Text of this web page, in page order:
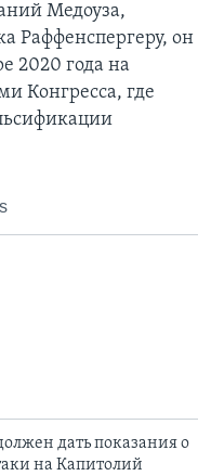
Медоуза,
Раффенспергеру, он
2020 года на
Конгресса, где
дать показания о
на Капитолий